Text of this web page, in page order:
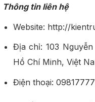
Thông tin liên hệ
Website: http://
Địa chỉ: 103
Hồ Chí Minh, Việt
Điện thoại: